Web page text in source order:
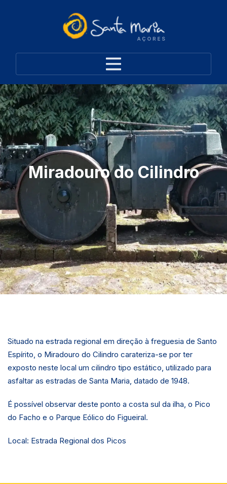
Miradouro do Cilindro
Situado na estrada regional em direção à freguesia de Santo
Espírito, o Miradouro do Cilindro carateriza-se por ter
exposto neste local um cilindro tipo estático, utilizado para
asfaltar as estradas de Santa Maria, datado de 1948.
É possível observar deste ponto a costa sul da ilha, o Pico
do Facho e o Parque Eólico do Figueiral.
Local: Estrada Regional dos Picos